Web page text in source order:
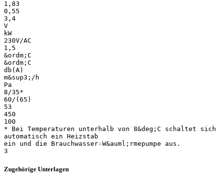
1,83
0,55
3,4
V
kW
230V/AC
1,5
&ordm;C
&ordm;C
db(A)
m&sup3;/h
Pa
8/35*
60/(65)
53
450
100
* Bei Temperaturen unterhalb von 8&deg;C schaltet sich
automatisch ein Heizstab
ein und die Brauchwasser-W&auml;rmepumpe aus.
Zugehörige Unterlagen